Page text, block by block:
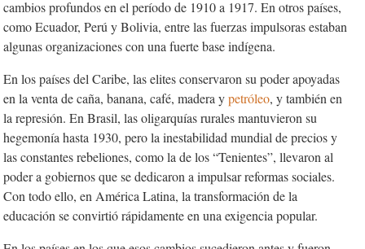
cambios profundos en el período de 1910 a 1917. En otros países,
como Ecuador, Perú y Bolivia, entre las fuerzas impulsoras estaban
algunas organizaciones con una fuerte base indígena.
En los países del Caribe, las elites conservaron su poder apoyadas
en la venta de caña, banana, café, madera ypetróleo, y también en
la represión. En Brasil, las oligarquías rurales mantuvieron su
hegemonía hasta 1930, pero la inestabilidad mundial de precios y
las constantes rebeliones, como la de los “Tenientes”, llevaron al
poder a gobiernos que se dedicaron a impulsar reformas sociales.
Con todo ello, en América Latina, la transformación de la
educación se convirtió rápidamente en una exigencia popular.